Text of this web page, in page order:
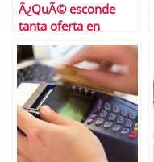
Â¿QuÃ© esconde
tanta oferta en
depÃ³sitos?